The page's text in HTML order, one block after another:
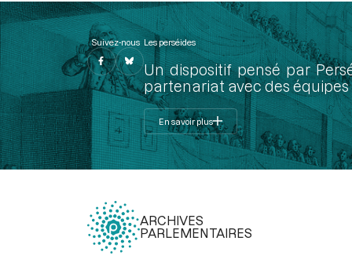
Suivez-nous Les perséides
Un dispositif pensé par
partenariat avec des
En savoir plus
ARCHIVES
PARLEMENTAIRES